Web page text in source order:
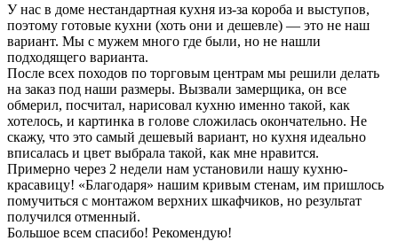
У нас в доме нестандартная кухня из-за короба и выступов,
поэтому готовые кухни (хоть они и дешевле) — это не наш
вариант. Мы с мужем много где были, но не нашли
подходящего варианта.
После всех походов по торговым центрам мы решили делать
на заказ под наши размеры. Вызвали замерщика, он все
обмерил, посчитал, нарисовал кухню именно такой, как
хотелось, и картинка в голове сложилась окончательно. Не
скажу, что это самый дешевый вариант, но кухня идеально
вписалась и цвет выбрала такой, как мне нравится.
Примерно через 2 недели нам установили нашу кухню-
красавицу! «Благодаря» нашим кривым стенам, им пришлось
помучиться с монтажом верхних шкафчиков, но результат
получился отменный.
Большое всем спасибо! Рекомендую!